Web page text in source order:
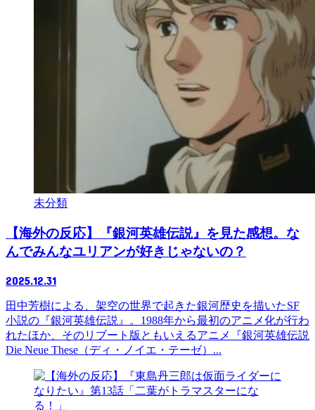
未分類
【海外の反応】『銀河英雄伝説』を見た感想。な
んでみんなユリアンが好きじゃないの？
2025.12.31
田中芳樹による、架空の世界で起きた銀河歴史を描いたSF
小説の『銀河英雄伝説』。1988年から最初のアニメ化が行わ
れたほか、そのリブート版ともいえるアニメ『銀河英雄伝説
Die Neue These（ディ・ノイエ・テーゼ）...